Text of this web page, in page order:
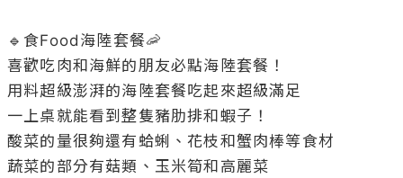
🔹食Food海陸套餐🦐
喜歡吃肉和海鮮的朋友必點海陸套餐！
用料超級澎湃的海陸套餐吃起來超級滿足
一上桌就能看到整隻豬肋排和蝦子！
酸菜的量很夠還有蛤蜊、花枝和蟹肉棒等食材
蔬菜的部分有菇類、玉米筍和高麗菜